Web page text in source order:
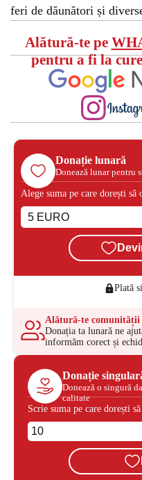
feri de dăunători și
Alătură-te pe
pentru a fi la
Donație lunară
Donează lunar pentru
Alege suma pe care dorești să
Plată
Alătură-te comunității
Donația ta lunară ne
informăm corect și
Donație
Donează o singură
calitate
Scrie suma pe care dorești